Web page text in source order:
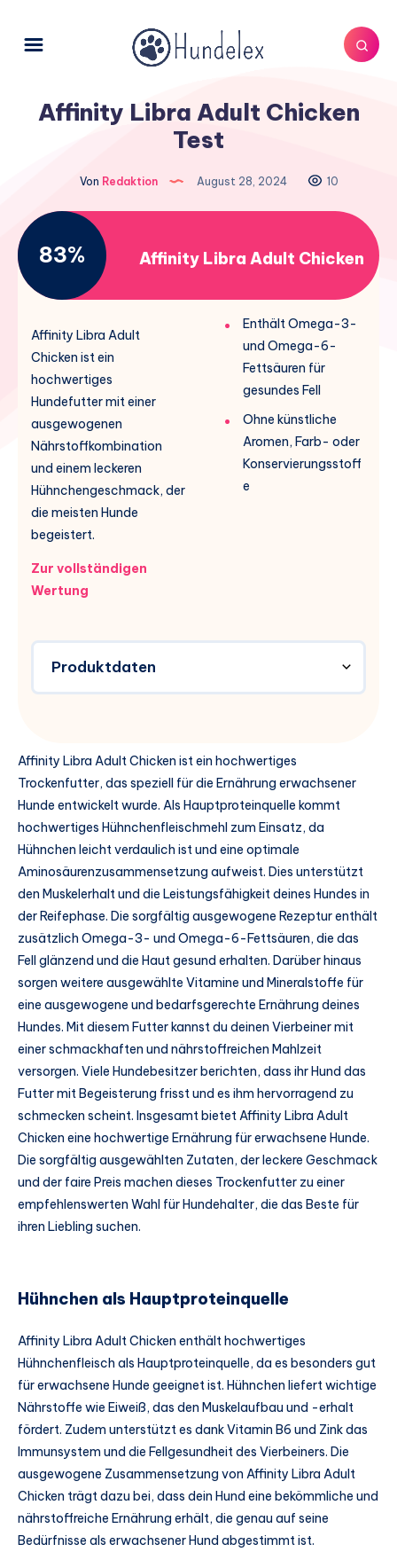
Affinity Libra Adult Chicken
Test
Von Redaktion August 28, 2024 10
83% Affinity Libra Adult Chicken
Affinity Libra Adult
Chicken ist ein
hochwertiges
Hundefutter mit einer
ausgewogenen
Nährstoffkombination
und einem leckeren
Hühnchengeschmack, der
die meisten Hunde
begeistert.
Zur vollständigen
Wertung
Enthält Omega-3-
und Omega-6-
Fettsäuren für
gesundes Fell
Ohne künstliche
Aromen, Farb- oder
Konservierungsstoff
e
Produktdaten
Affinity Libra Adult Chicken ist ein hochwertiges
Trockenfutter, das speziell für die Ernährung erwachsener
Hunde entwickelt wurde. Als Hauptproteinquelle kommt
hochwertiges Hühnchenfleischmehl zum Einsatz, da
Hühnchen leicht verdaulich ist und eine optimale
Aminosäurenzusammensetzung aufweist. Dies unterstützt
den Muskelerhalt und die Leistungsfähigkeit deines Hundes in
der Reifephase. Die sorgfältig ausgewogene Rezeptur enthält
zusätzlich Omega-3- und Omega-6-Fettsäuren, die das
Fell glänzend und die Haut gesund erhalten. Darüber hinaus
sorgen weitere ausgewählte Vitamine und Mineralstoffe für
eine ausgewogene und bedarfsgerechte Ernährung deines
Hundes. Mit diesem Futter kannst du deinen Vierbeiner mit
einer schmackhaften und nährstoffreichen Mahlzeit
versorgen. Viele Hundebesitzer berichten, dass ihr Hund das
Futter mit Begeisterung frisst und es ihm hervorragend zu
schmecken scheint. Insgesamt bietet Affinity Libra Adult
Chicken eine hochwertige Ernährung für erwachsene Hunde.
Die sorgfältig ausgewählten Zutaten, der leckere Geschmack
und der faire Preis machen dieses Trockenfutter zu einer
empfehlenswerten Wahl für Hundehalter, die das Beste für
ihren Liebling suchen.
Hühnchen als Hauptproteinquelle
Affinity Libra Adult Chicken enthält hochwertiges
Hühnchenfleisch als Hauptproteinquelle, da es besonders gut
für erwachsene Hunde geeignet ist. Hühnchen liefert wichtige
Nährstoffe wie Eiweiß, das den Muskelaufbau und -erhalt
fördert. Zudem unterstützt es dank Vitamin B6 und Zink das
Immunsystem und die Fellgesundheit des Vierbeiners. Die
ausgewogene Zusammensetzung von Affinity Libra Adult
Chicken trägt dazu bei, dass dein Hund eine bekömmliche und
nährstoffreiche Ernährung erhält, die genau auf seine
Bedürfnisse als erwachsener Hund abgestimmt ist.